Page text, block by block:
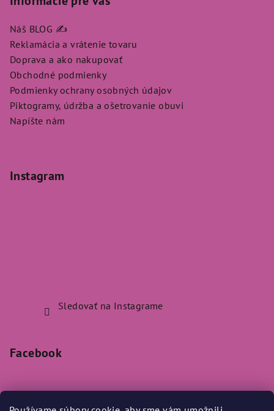
Náš BLOG ✍️
Reklamácia a vrátenie tovaru
Doprava a ako nakupovať
Obchodné podmienky
Podmienky ochrany osobných údajov
Piktogramy, údržba a ošetrovanie obuvi
Napíšte nám
Instagram
Sledovať na Instagrame
Facebook